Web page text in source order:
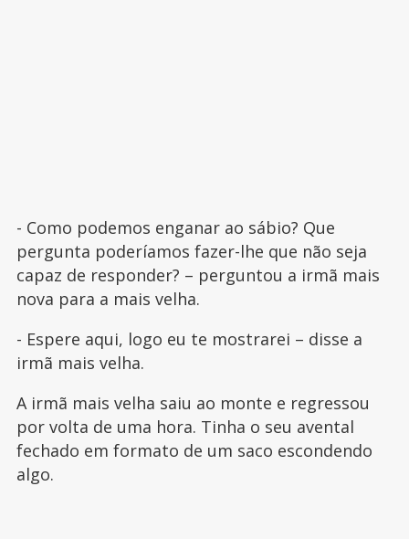
- Como podemos enganar ao sábio? Que
pergunta poderíamos fazer-lhe que não seja
capaz de responder? – perguntou a irmã mais
nova para a mais velha.
- Espere aqui, logo eu te mostrarei – disse a
irmã mais velha.
A irmã mais velha saiu ao monte e regressou
por volta de uma hora. Tinha o seu avental
fechado em formato de um saco escondendo
algo.